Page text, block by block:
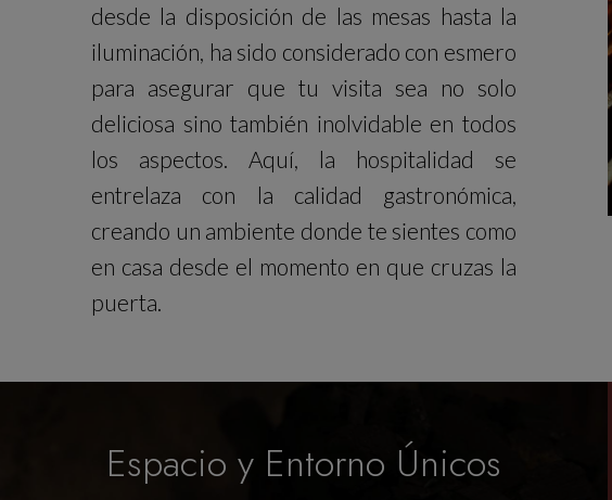
desde la disposición de las mesas hasta la
iluminación, ha sido considerado con esmero
para asegurar que tu visita sea no solo
deliciosa sino también inolvidable en todos
los aspectos. Aquí, la hospitalidad se
entrelaza con la calidad gastronómica,
creando un ambiente donde te sientes como
en casa desde el momento en que cruzas la
puerta.
Espacio y Entorno Únicos